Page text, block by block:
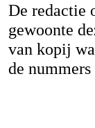
De redactie
gewoonte
van kopij
de